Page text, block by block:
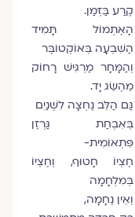
קֶרַע בַּזְּמַן.
הָאֶתְמוֹל תָּמִיד
הַשִּׁבְעָה בְּאוֹקְטוֹבֶּר
וְהַמָּחָר מַרְגִּישׁ רָחוֹק
מֵהֶשֵּׂג יָד.
גַּם הַלֵּב נֶחְצָה לִשְׁנַיִם
בְּאִבְחַת גַּרְזֶן
פִּתְאוֹמִית-
חֶצְיוֹ חָטוּף, וְחֶצְיוֹ
בְּמִלְחָמָה
וְאֵין נֶחָמָה,